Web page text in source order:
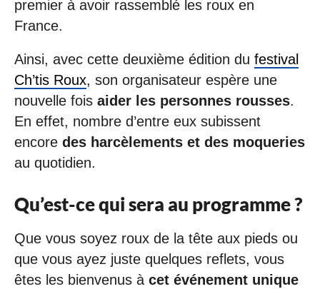
premier à avoir rassemblé les roux en
France.
Ainsi, avec cette deuxième édition du festival
Ch’tis Roux, son organisateur espère une
nouvelle fois aider les personnes rousses.
En effet, nombre d’entre eux subissent
encore des harcèlements et des moqueries
au quotidien.
Qu’est-ce qui sera au programme ?
Que vous soyez roux de la tête aux pieds ou
que vous ayez juste quelques reflets, vous
êtes les bienvenus à cet événement unique